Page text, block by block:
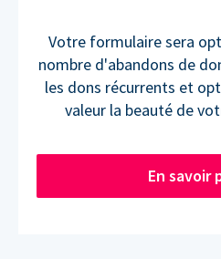
Votre formulaire sera
nombre d'abandons de
les dons récurrents et
valeur la beauté de
En savoir